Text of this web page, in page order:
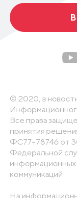
© 2020, в
Все права
принятия
ФС77-78746 от
Федеральной
информационных
коммуникаций
На